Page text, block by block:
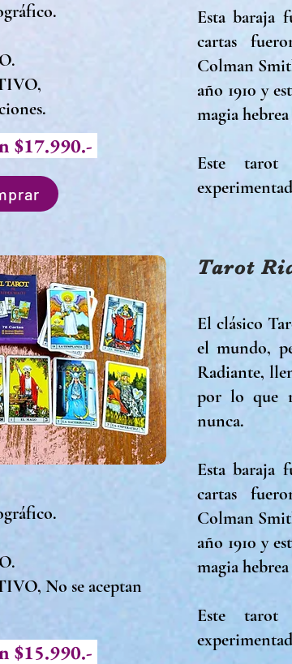
$17.990.-
Esta baraja
cartas
Colman
año 1910 y
magia
Este tarot
No se aceptan
$15.990.-
Tarot
El clásico
el mundo,
Radiante,
por lo que
nunca.
Esta baraja
cartas
Colman
año 1910 y
magia
Este tarot